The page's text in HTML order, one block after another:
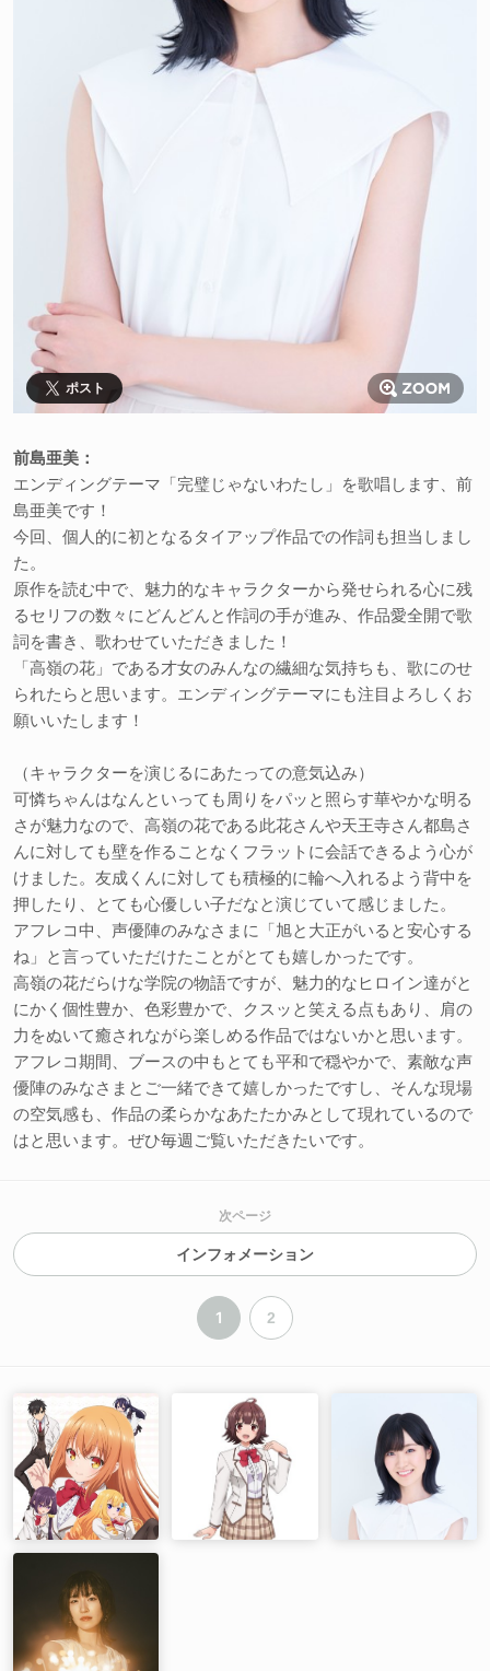
ポスト
前島亜美：
エンディングテーマ「完璧じゃないわたし」を歌唱します、前
島亜美です！
今回、個人的に初となるタイアップ作品での作詞も担当しまし
た。
原作を読む中で、魅力的なキャラクターから発せられる心に残
るセリフの数々にどんどんと作詞の手が進み、作品愛全開で歌
詞を書き、歌わせていただきました！
「高嶺の花」である才女のみんなの繊細な気持ちも、歌にのせ
られたらと思います。エンディングテーマにも注目よろしくお
願いいたします！
（キャラクターを演じるにあたっての意気込み）
可憐ちゃんはなんといっても周りをパッと照らす華やかな明る
さが魅力なので、高嶺の花である此花さんや天王寺さん都島さ
んに対しても壁を作ることなくフラットに会話できるよう心が
けました。友成くんに対しても積極的に輪へ入れるよう背中を
押したり、とても心優しい子だなと演じていて感じました。
アフレコ中、声優陣のみなさまに「旭と大正がいると安心する
ね」と言っていただけたことがとても嬉しかったです。
高嶺の花だらけな学院の物語ですが、魅力的なヒロイン達がと
にかく個性豊か、色彩豊かで、クスッと笑える点もあり、肩の
力をぬいて癒されながら楽しめる作品ではないかと思います。
アフレコ期間、ブースの中もとても平和で穏やかで、素敵な声
優陣のみなさまとご一緒できて嬉しかったですし、そんな現場
の空気感も、作品の柔らかなあたたかみとして現れているので
はと思います。ぜひ毎週ご覧いただきたいです。
次ページ
インフォメーション
1 2